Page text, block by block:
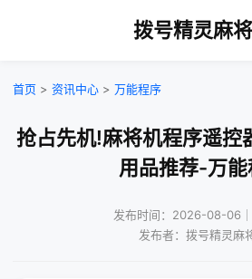
拨号精灵麻
首页 > 资讯中心 > 万能程序
抢占先机!麻将机程序遥控
用品推荐-万
发布时间：2026-08-06
发布者：拨号精灵麻